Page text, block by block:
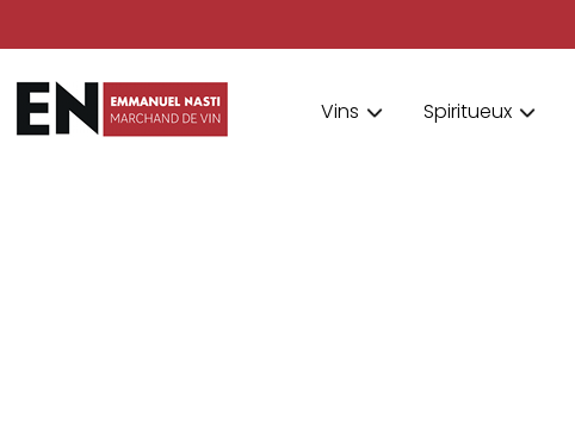
Vins Spiritueux